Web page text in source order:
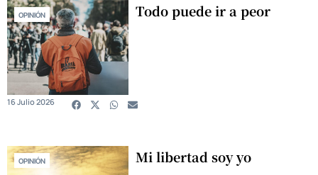
OPINIÓN Todo puede ir a peor
16 Julio 2026
OPINIÓN Mi libertad soy yo